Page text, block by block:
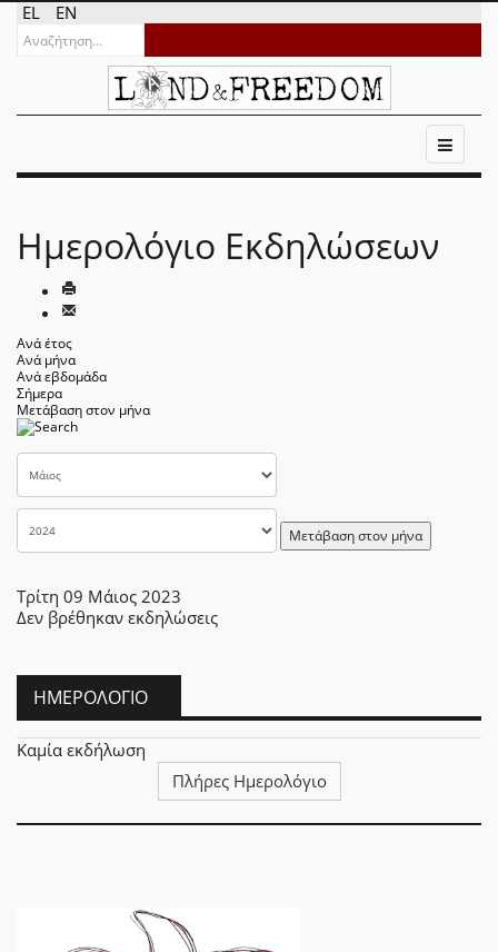
EL EN
Ημερολόγιο Εκδηλώσεων
Ανά έτος
Ανά μήνα
Ανά εβδομάδα
Σήμερα
Μετάβαση στον μήνα
Μετάβαση στον μήνα
Τρίτη 09 Μάιος 2023
Δεν βρέθηκαν εκδηλώσεις
ΗΜΕΡΟΛΌΓΙΟ
Καμία εκδήλωση
Πλήρες Ημερολόγιο